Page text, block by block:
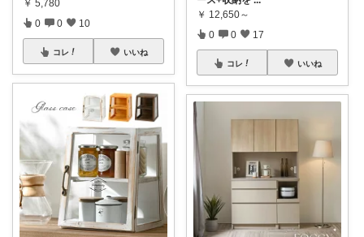
￥ 5,780
0 0 10
コレ いいね
￥ 12,650～
0 0 17
コレ いいね